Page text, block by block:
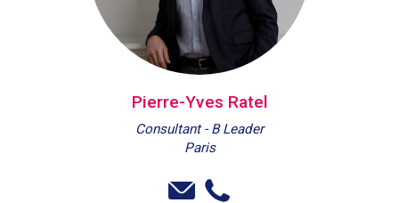
Pierre-Yves Ratel
Consultant - B Leader
Paris